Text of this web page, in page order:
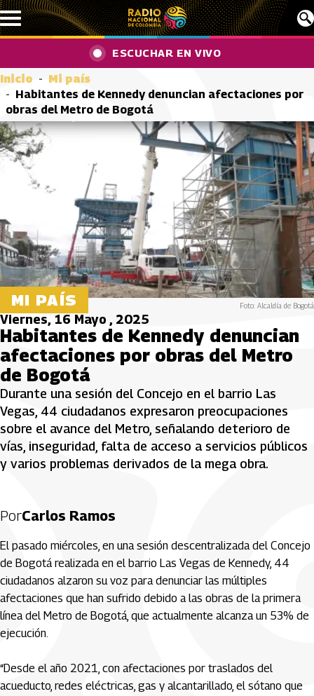
Pasar al contenido principal
ESCUCHAR EN VIVO
Inicio
Mi país
Habitantes de Kennedy denuncian afectaciones por
obras del Metro de Bogotá
MI PAÍS Foto: Alcaldía de Bogotá
Viernes, 16 Mayo , 2025
Habitantes de Kennedy denuncian
afectaciones por obras del Metro
de Bogotá
Durante una sesión del Concejo en el barrio Las
Vegas, 44 ciudadanos expresaron preocupaciones
sobre el avance del Metro, señalando deterioro de
vías, inseguridad, falta de acceso a servicios públicos
y varios problemas derivados de la mega obra.
PorCarlos Ramos
El pasado miércoles, en una sesión descentralizada del Concejo
de Bogotá realizada en el barrio Las Vegas de Kennedy, 44
ciudadanos alzaron su voz para denunciar las múltiples
afectaciones que han sufrido debido a las obras de la primera
línea del Metro de Bogotá, que actualmente alcanza un 53% de
ejecución.
“Desde el año 2021, con afectaciones por traslados del
acueducto, redes eléctricas, gas y alcantarillado, el sótano que